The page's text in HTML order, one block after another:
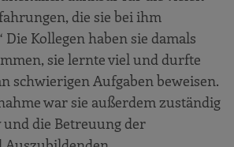
die sie bei ihm
Kollegen haben sie damals
sie lernte viel und durfte
schwierigen Aufgaben beweisen.
war sie außerdem zuständig
die Betreuung der